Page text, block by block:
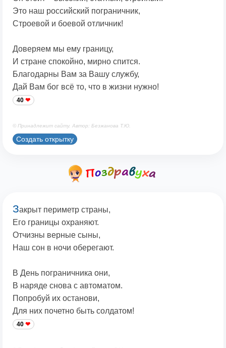
Это наш российский пограничник,
Строевой и боевой отличник!
Доверяем мы ему границу,
И стране спокойно, мирно спится.
Благодарны Вам за Вашу службу,
Дай Вам бог всё то, что в жизни нужно!
40
© Принадлежит сайту. Автор: Безжанова Т.Ю.
Создать открытку
Закрыт периметр страны,
Его границы охраняют.
Отчизны верные сыны,
Наш сон в ночи оберегают.
В День пограничника они,
В наряде снова с автоматом.
Попробуй их останови,
Для них почетно быть солдатом!
40